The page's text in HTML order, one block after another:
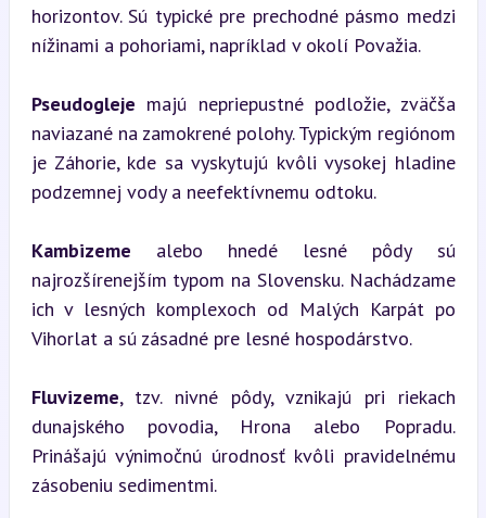
horizontov. Sú typické pre prechodné pásmo medzi
nížinami a pohoriami, napríklad v okolí Považia.
Pseudogleje majú nepriepustné podložie, zväčša
naviazané na zamokrené polohy. Typickým regiónom
je Záhorie, kde sa vyskytujú kvôli vysokej hladine
podzemnej vody a neefektívnemu odtoku.
Kambizeme alebo hnedé lesné pôdy sú
najrozšírenejším typom na Slovensku. Nachádzame
ich v lesných komplexoch od Malých Karpát po
Vihorlat a sú zásadné pre lesné hospodárstvo.
Fluvizeme, tzv. nivné pôdy, vznikajú pri riekach
dunajského povodia, Hrona alebo Popradu.
Prinášajú výnimočnú úrodnosť kvôli pravidelnému
zásobeniu sedimentmi.